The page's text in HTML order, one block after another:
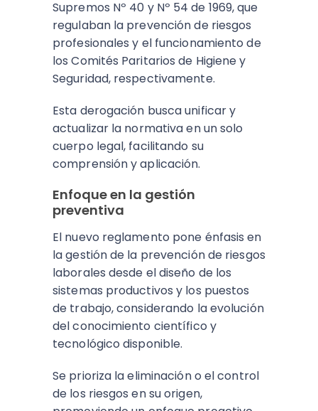
Supremos Nº 40 y Nº 54 de 1969, que
regulaban la prevención de riesgos
profesionales y el funcionamiento de
los Comités Paritarios de Higiene y
Seguridad, respectivamente.
Esta derogación busca unificar y
actualizar la normativa en un solo
cuerpo legal, facilitando su
comprensión y aplicación.
Enfoque en la gestión
preventiva
El nuevo reglamento pone énfasis en
la gestión de la prevención de riesgos
laborales desde el diseño de los
sistemas productivos y los puestos
de trabajo, considerando la evolución
del conocimiento científico y
tecnológico disponible.
Se prioriza la eliminación o el control
de los riesgos en su origen,